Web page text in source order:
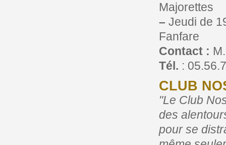
Majorettes
– Jeudi de
Fanfare
Contact :
Tél. :
CLUB
"Le Club
des
pour se